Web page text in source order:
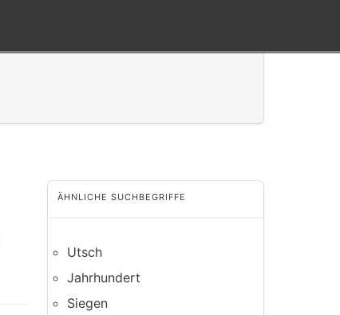
ÄHNLICHE SUCHBEGRIFFE
Utsch
Jahrhundert
Siegen